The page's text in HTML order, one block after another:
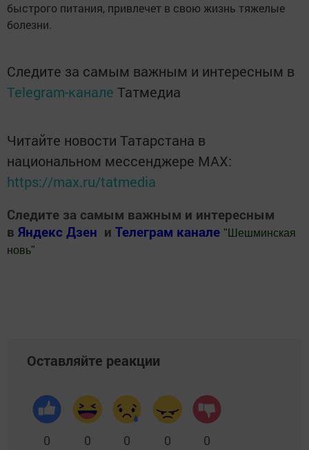
быстрого питания, привлечет в свою жизнь тяжелые
болезни.
Следите за самым важным и интересным в
Telegram-канале Татмедиа
Читайте новости Татарстана в
национальном мессенджере MАХ:
https://max.ru/tatmedia
Следите за самым важным и интересным
в Яндекс Дзен и Телеграм канале " Шешминская
новь"
Оставляйте реакции
0 0 0 0 0